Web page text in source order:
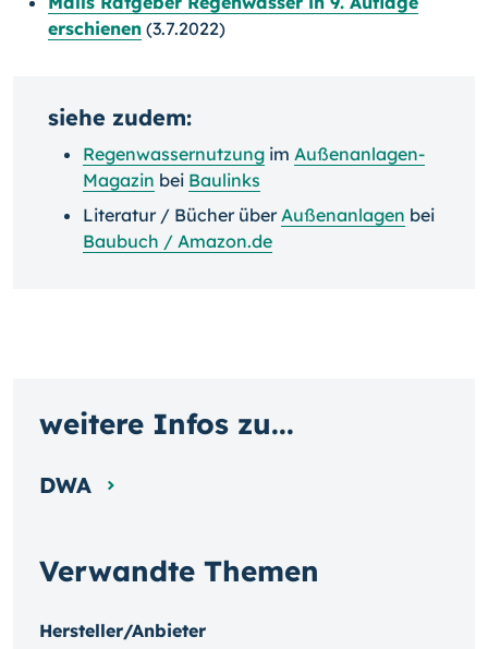
erschienen (3.7.2022)
siehe zudem:
Regenwassernutzung im Außenanlagen-
Magazin bei Baulinks
Literatur / Bücher überAußenanlagen bei
Baubuch / Amazon.de
Verwandte Themen
Hersteller/Anbieter
weitere Infos zu...
DWA